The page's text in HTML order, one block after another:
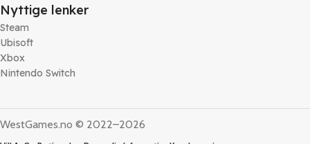
Nyttige lenker
Steam
Ubisoft
Xbox
Nintendo Switch
WestGames.no © 2022–2026